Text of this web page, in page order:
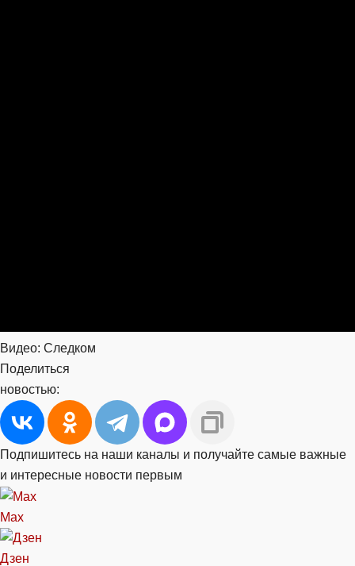
Видео: Следком
Поделиться
новостью:
Подпишитесь на наши каналы и получайте самые важные
и интересные новости первым
Max
Дзен